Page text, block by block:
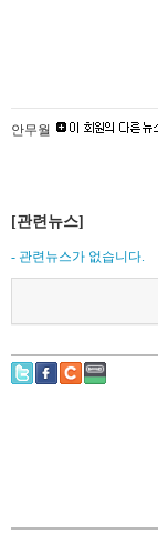
안무월
[관련뉴스]
- 관련뉴스가 없습니다.